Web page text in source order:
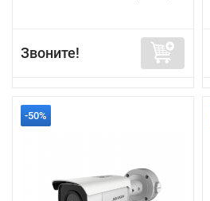
Звоните!
-50%